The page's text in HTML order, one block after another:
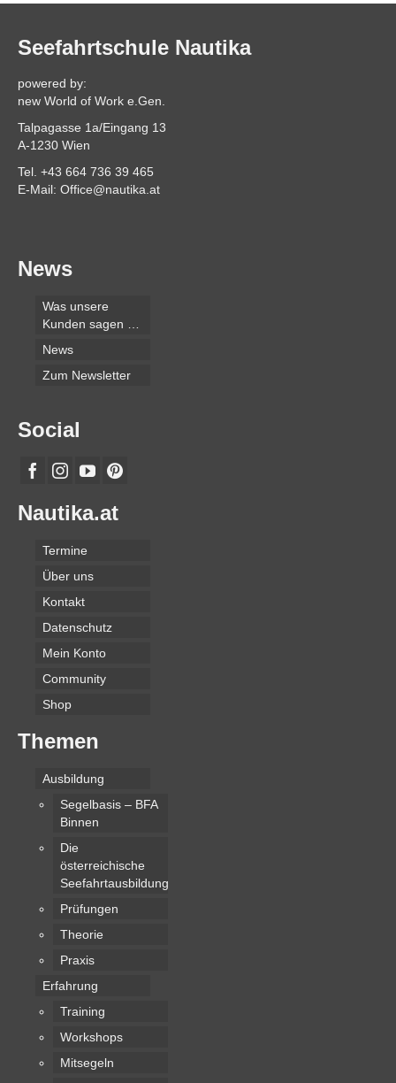
Seefahrtschule Nautika
powered by:
new World of Work e.Gen.
Talpagasse 1a/Eingang 13
A-1230 Wien
Tel. +43 664 736 39 465
E-Mail: Office@nautika.at
News
Was unsere
Kunden sagen …
News
Zum Newsletter
Social
Nautika.at
Termine
Über uns
Kontakt
Datenschutz
Mein Konto
Community
Shop
Themen
Ausbildung
Segelbasis – BFA
Binnen
Die
österreichische
Seefahrtausbildung
Prüfungen
Theorie
Praxis
Erfahrung
Training
Workshops
Mitsegeln